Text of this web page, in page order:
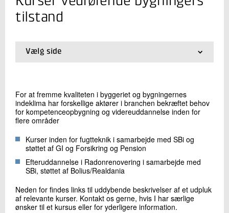
+45 72 20 12 68
Skriv til mig
Send
tilstand
Vælg side
01.Forside
04.Fugtskader og skimmelsvampe
05.MgO-plader
06.Skybrud og oversvømmelse
08.Murværksskader og -tilstand
09.Træbeklædning og -konstruktioner
10.Skader i kældre
11. Tilstandsvurdering af vinduer
13. Skader og tilstand på facader
14. Termisk og visuel inspektion af bygninger med
For at fremme kvaliteten i byggeriet og bygningernes
indeklima har forskellige aktører i branchen bekræftet behov
for kompetenceopbygning og videreuddannelse inden for
flere områder
Kurser inden for fugtteknik i samarbejde med SBi og
støttet af GI og Forsikring og Pension
Efteruddannelse i Radonrenovering i samarbejde med
SBi, støttet af Bolius/Realdania
Neden for findes links til uddybende beskrivelser af et udpluk
af relevante kurser. Kontakt os gerne, hvis I har særlige
ønsker til et kursus eller for yderligere information.